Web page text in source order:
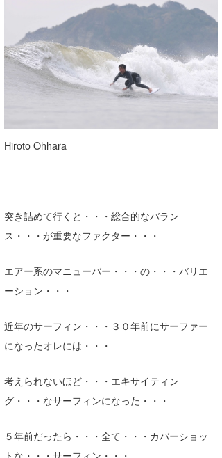
Hiroto Ohhara
突き詰めて行くと・・・総合的なバラン
ス・・・が重要なファクター・・・
エアー系のマニューバー・・・の・・・バリエ
ーション・・・
近年のサーフィン・・・３０年前にサーファー
になったオレには・・・
考えられないほど・・・エキサイティン
グ・・・なサーフィンになった・・・
５年前だったら・・・全て・・・カバーショッ
トな・・・サーフィン・・・